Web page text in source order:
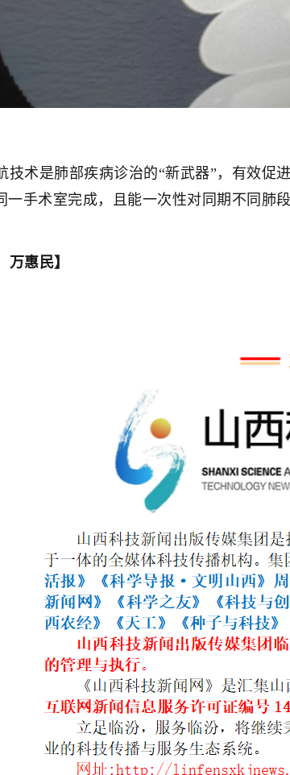
是肺部疾病诊治的“新武器”，有效促
一手术室完成，且能一次性对同期不同肺
惠民】